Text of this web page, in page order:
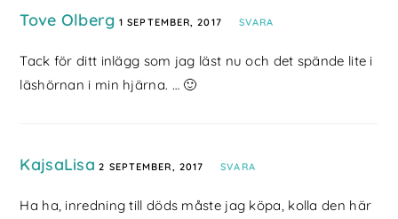
Tove Olberg 1 SEPTEMBER, 2017 SVARA
Tack för ditt inlägg som jag läst nu och det spände lite i
läshörnan i min hjärna. … 🙂
KajsaLisa 2 SEPTEMBER, 2017 SVARA
Ha ha, inredning till döds måste jag köpa, kolla den här